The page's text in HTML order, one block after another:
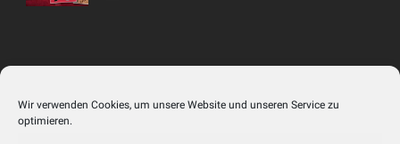
Wir verwenden Cookies, um unsere Website und unseren Service zu
optimieren.